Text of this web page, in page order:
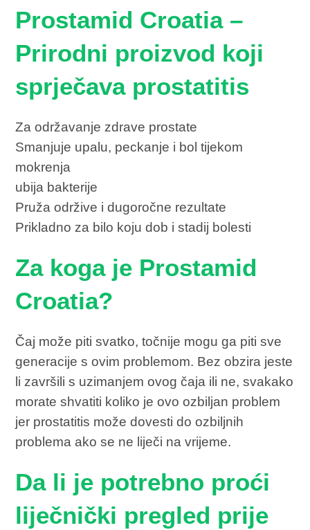
Prostamid Croatia –
Prirodni proizvod koji
sprječava prostatitis
Za održavanje zdrave prostate
Smanjuje upalu, peckanje i bol tijekom
mokrenja
ubija bakterije
Pruža održive i dugoročne rezultate
Prikladno za bilo koju dob i stadij bolesti
Za koga je Prostamid
Croatia?
Čaj može piti svatko, točnije mogu ga piti sve
generacije s ovim problemom. Bez obzira jeste
li završili s uzimanjem ovog čaja ili ne, svakako
morate shvatiti koliko je ovo ozbiljan problem
jer prostatitis može dovesti do ozbiljnih
problema ako se ne liječi na vrijeme.
Da li je potrebno proći
liječnički pregled prije